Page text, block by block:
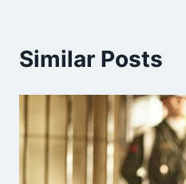
Similar Posts